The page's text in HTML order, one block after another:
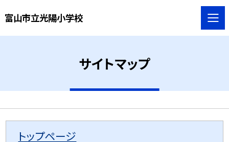
富山市立光陽小学校
サイトマップ
トップページ